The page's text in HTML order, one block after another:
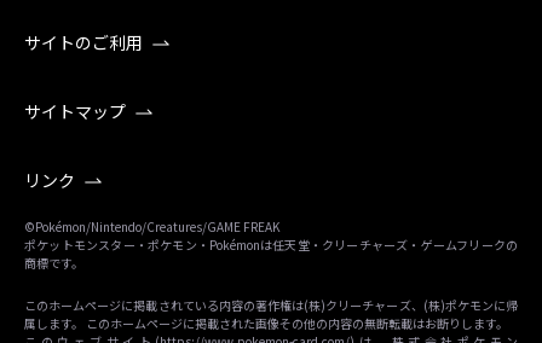
サイトのご利用
サイトマップ
リンク
©Pokémon/Nintendo/Creatures/GAME FREAK
ポケットモンスター・ポケモン・Pokémonは任天堂・クリーチャーズ・ゲームフリークの
商標です。
このホームページに掲載されている内容の著作権は(株)クリーチャーズ、(株)ポケモンに帰
属します。 このホームページに掲載された画像その他の内容の無断転載はお断りします。